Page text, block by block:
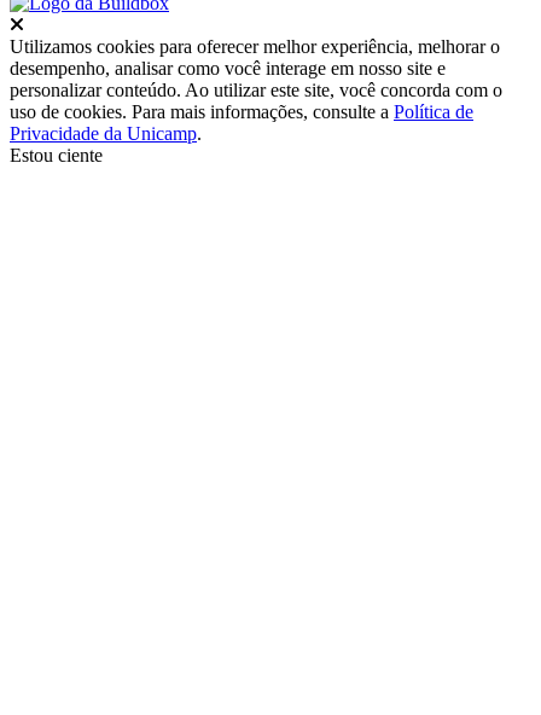
Utilizamos cookies para oferecer melhor experiência, melhorar o
desempenho, analisar como você interage em nosso site e
personalizar conteúdo. Ao utilizar este site, você concorda com o
uso de cookies. Para mais informações, consulte a Política de
Privacidade da Unicamp.
Estou ciente